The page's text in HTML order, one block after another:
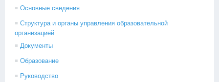
Основные сведения
Структура и органы управления образовательной
организацией
Документы
Образование
Руководство